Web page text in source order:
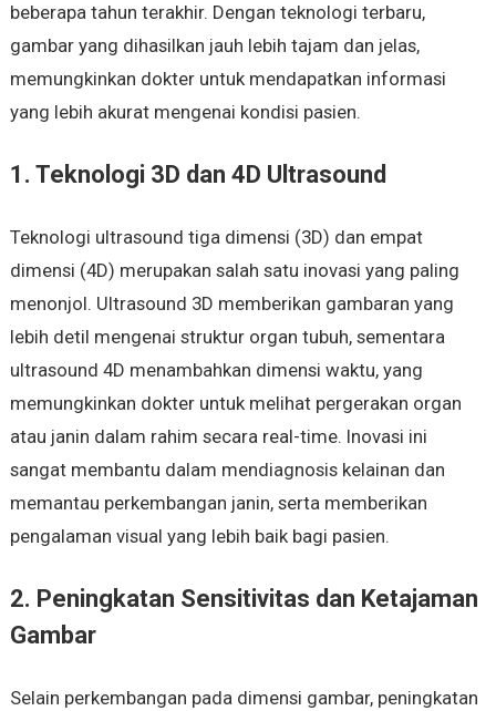
beberapa tahun terakhir. Dengan teknologi terbaru,
gambar yang dihasilkan jauh lebih tajam dan jelas,
memungkinkan dokter untuk mendapatkan informasi
yang lebih akurat mengenai kondisi pasien.
1. Teknologi 3D dan 4D Ultrasound
Teknologi ultrasound tiga dimensi (3D) dan empat
dimensi (4D) merupakan salah satu inovasi yang paling
menonjol. Ultrasound 3D memberikan gambaran yang
lebih detil mengenai struktur organ tubuh, sementara
ultrasound 4D menambahkan dimensi waktu, yang
memungkinkan dokter untuk melihat pergerakan organ
atau janin dalam rahim secara real-time. Inovasi ini
sangat membantu dalam mendiagnosis kelainan dan
memantau perkembangan janin, serta memberikan
pengalaman visual yang lebih baik bagi pasien.
2. Peningkatan Sensitivitas dan Ketajaman
Gambar
Selain perkembangan pada dimensi gambar, peningkatan